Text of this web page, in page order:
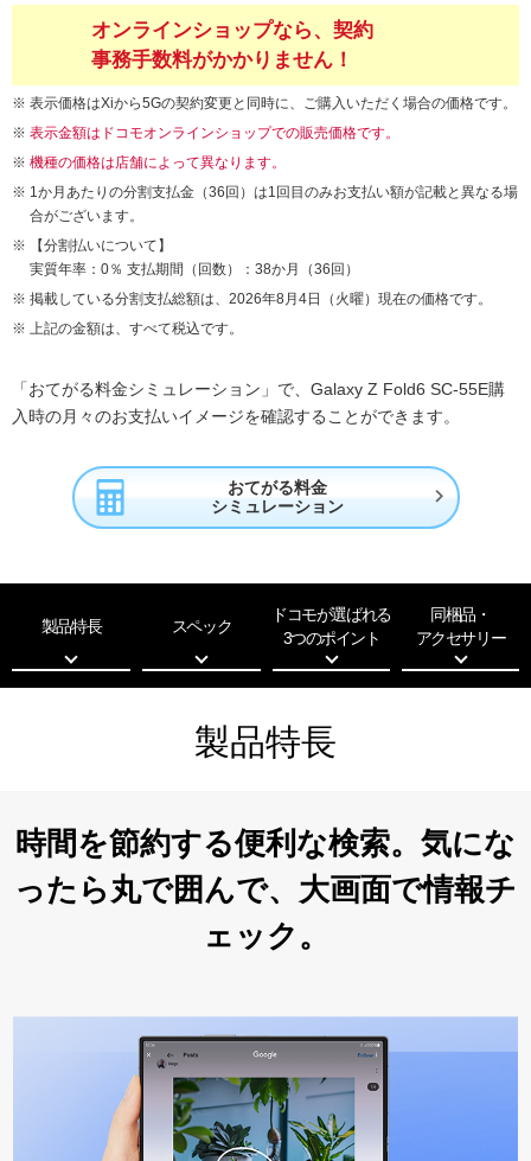
オンラインショップなら、契約
事務手数料がかかりません！
表示価格はXiから5Gの契約変更と同時に、ご購入いただく場合の価格です。
表示金額はドコモオンラインショップでの販売価格です。
機種の価格は店舗によって異なります。
1か月あたりの分割支払金（36回）は1回目のみお支払い額が記載と異なる場
合がございます。
【分割払いについて】
実質年率：0％ 支払期間（回数）：38か月（36回）
掲載している分割支払総額は、2026年8月4日（火曜）現在の価格です。
上記の金額は、すべて税込です。
「おてがる料金シミュレーション」で、Galaxy Z Fold6 SC-55E購
入時の月々のお支払いイメージを確認することができます。
おてがる料金
シミュレーション

製品特長 スペック
ドコモが選ばれる
3つのポイント
同梱品・
アクセサリー
製品特長
時間を節約する便利な検索。 気にな
ったら丸で囲んで、 大画面で情報チ
ェック。